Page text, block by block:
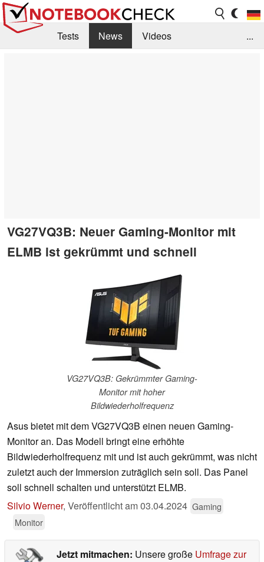
Tests News
Videos
...
VG27VQ3B: Neuer Gaming-Monitor mit
ELMB ist gekrümmt und schnell
VG27VQ3B: Gekrümmter Gaming-
Monitor mit hoher
Bildwiederholfrequenz
Asus bietet mit dem VG27VQ3B einen neuen Gaming-
Monitor an. Das Modell bringt eine erhöhte
Bildwiederholfrequenz mit und ist auch gekrümmt, was nicht
zuletzt auch der Immersion zuträglich sein soll. Das Panel
soll schnell schalten und unterstützt ELMB.
Silvio Werner, Veröffentlicht am03.04.2024 Gaming
Monitor
Jetzt mitmachen: Unsere große Umfrage zur